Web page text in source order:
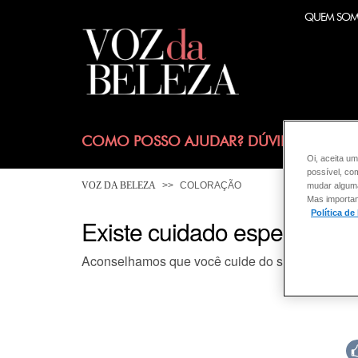
QUEM
COMO POSSO AJUDAR? DÚVIDAS SOBRE:
VOZ DA BELEZA COLORAÇÃO
Existe cuidado específico
Aconselhamos que você cuide do seu cabelo
Oi, aceita
possível,
mudar
Mas
Política de